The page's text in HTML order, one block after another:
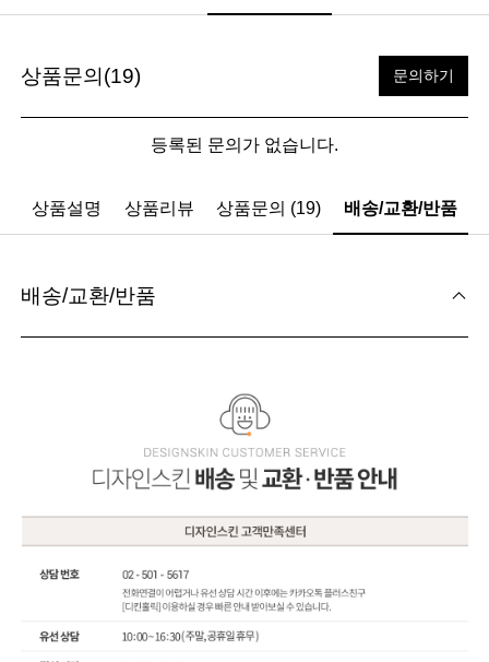
상품문의(19) 문의하기
등록된 문의가 없습니다.
상품설명 상품리뷰 상품문의 (19) 배송/교환/반품
배송/교환/반품